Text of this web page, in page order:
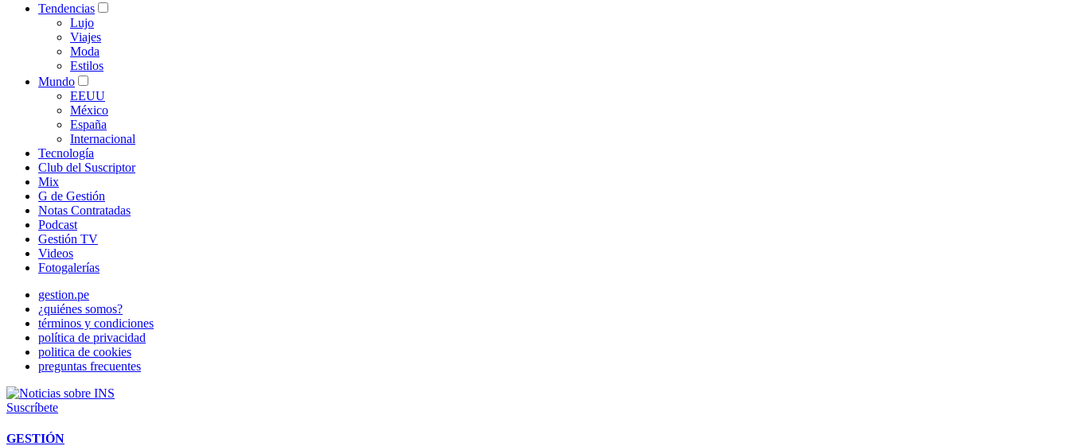
Tendencias
Lujo
Viajes
Moda
Estilos
Mundo
EEUU
México
España
Internacional
Tecnología
Club del Suscriptor
Mix
G de Gestión
Notas Contratadas
Podcast
Gestión TV
Videos
Fotogalerías
gestion.pe
¿quiénes somos?
términos y condiciones
política de privacidad
politica de cookies
preguntas frecuentes
Suscríbete
GESTIÓN